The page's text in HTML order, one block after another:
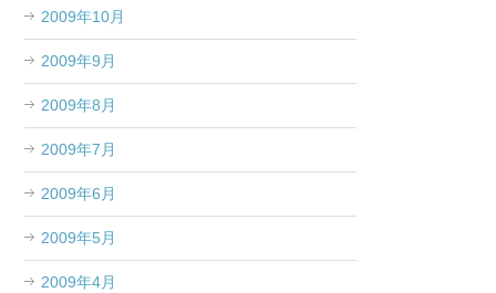
2009年10月
2009年9月
2009年8月
2009年7月
2009年6月
2009年5月
2009年4月